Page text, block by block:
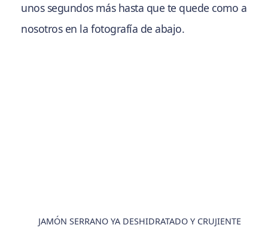
unos segundos más hasta que te quede como a
nosotros en la fotografía de abajo.
JAMÓN SERRANO YA DESHIDRATADO Y CRUJIENTE